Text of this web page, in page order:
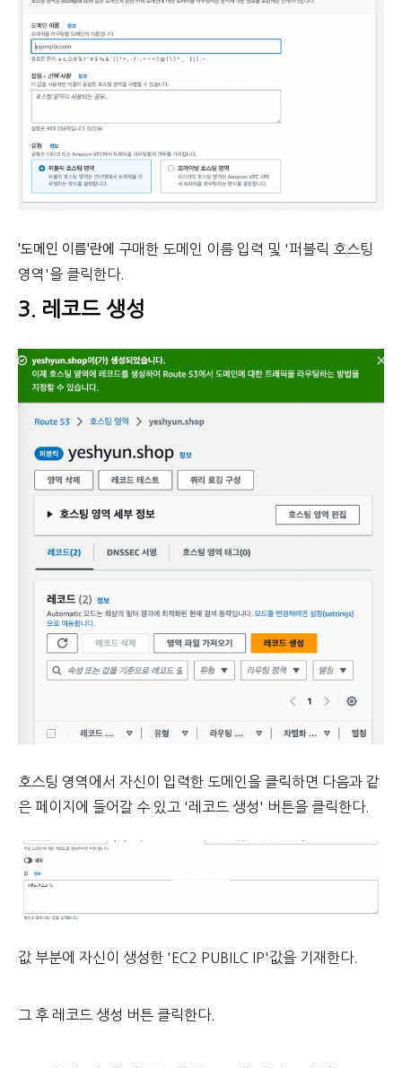
'도메인 이름'란에
구매한 도메인 이름 입력 및 '퍼블릭 호스팅
영역'을 클릭한다.
3. 레코드 생성
호스팅 영역에서 자신이 입력한 도메인을 클릭하면 다음과 같
은 페이지에 들어갈 수 있고 '레코드 생성' 버튼을 클릭한다.
값 부분에 자신이 생성한 'EC2 PUBILC IP'값을 기재한다.
그 후 레코드 생성 버튼 클릭한다.